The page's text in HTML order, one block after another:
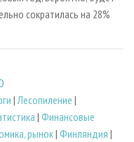
сократилась на 28%
|Лесопиление |
| Финансовые
рынок| Финляндия |